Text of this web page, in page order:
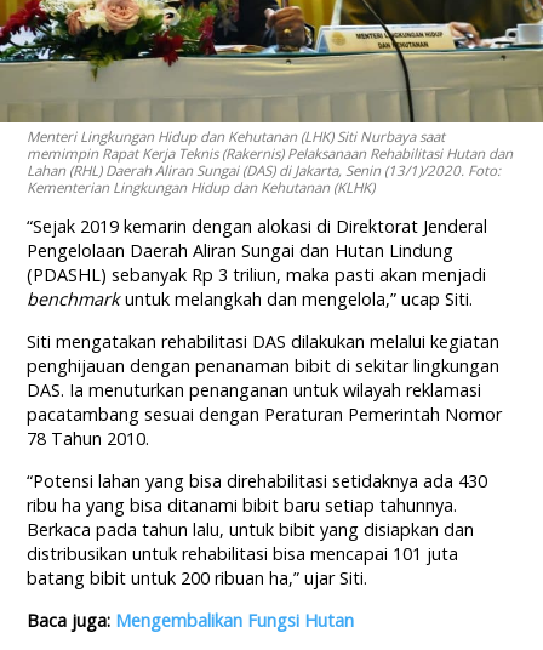
Menteri Lingkungan Hidup dan Kehutanan (LHK) Siti Nurbaya saat
memimpin Rapat Kerja Teknis (Rakernis) Pelaksanaan Rehabilitasi Hutan dan
Lahan (RHL) Daerah Aliran Sungai (DAS) di Jakarta, Senin (13/1)/2020. Foto:
Kementerian Lingkungan Hidup dan Kehutanan (KLHK)
“Sejak 2019 kemarin dengan alokasi di Direktorat Jenderal
Pengelolaan Daerah Aliran Sungai dan Hutan Lindung
(PDASHL) sebanyak Rp 3 triliun, maka pasti akan menjadi
benchmarkuntuk melangkah dan mengelola,” ucap Siti.
Siti mengatakan rehabilitasi DAS dilakukan melalui kegiatan
penghijauan dengan penanaman bibit di sekitar lingkungan
DAS. Ia menuturkan penanganan untuk wilayah reklamasi
pacatambang sesuai dengan Peraturan Pemerintah Nomor
78 Tahun 2010.
“Potensi lahan yang bisa direhabilitasi setidaknya ada 430
ribu ha yang bisa ditanami bibit baru setiap tahunnya.
Berkaca pada tahun lalu, untuk bibit yang disiapkan dan
distribusikan untuk rehabilitasi bisa mencapai 101 juta
batang bibit untuk 200 ribuan ha,” ujar Siti.
Baca juga: Mengembalikan Fungsi Hutan